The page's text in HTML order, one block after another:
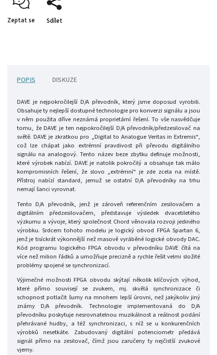
Zeptat se Sdílet
POPIS DISKUZE
DAVE je nejpokročilejší D/A převodník, který jsme doposud vyrobili.
Obsahuje ty nejlepší dostupné technologiepro konverzi signálu a jsou
v něm použita dříve neznámá proprietární řešení. To vše nasvědčuje
tomu, že DAVE je ten nejpokročilejší D/A převodník/předzesilovač na
světě. DAVE je zkratkou pro „Digital to Analogue Veritas in Extremis“,
což lze chápat jako extrémní pravdivost při převodu digitálního
signálu na analogový. Tento název beze zbytku definuje možnosti,
které výrobek nabízí. DAVE je natolik pokročilý a obsahuje tak málo
kompromisních řešení, že slovo „extrémní“ je zde zcela na místě.
Přístroj nabízí standard, jemuž se ostatní D/A převodníky na trhu
nemají šanci vyrovnat.
Tento D/A převodník, jenž je zároveň referenčním zesilovačem a
digitálním předzesilovačem, představuje výsledek dvacetiletého
výzkumu a vývoje, který společnost Chord věnovala rozvoji jediného
výrobku. Srdcem tohoto modelu je logický obvod FPGA Spartan 6,
jenž je tisíckrát výkonnější než masově vyráběné logické obvody DAC.
Kód programu logického FPGA obvodu v převodníku DAVE čítá na
více než milion řádků a umožňuje precizně a rychle řešit velmi složité
problémy spojené se synchronizací.
Výjimečné možnosti FPGA obvodu skýtají několik klíčových výhod,
které přímo souvisejí se zvukem, mj. skvělá synchronizace či
schopnost potlačit šumy na mnohem lepší úrovni, než jakýkoliv jiný
známy D/A převodník. Technologie implementovaná do D/A
převodníku poskytuje nesrovnatelnou muzikálnost a reálnost podání
přehrávané hudby, a též synchronizaci, s níž se u konkurenčních
výrobků nesetkáte. Zabudovaný digitální potenciometr předává
signál přímo na zesilovač, čímž jsou zaručeny ty nejčistší zvukové
vjemy.